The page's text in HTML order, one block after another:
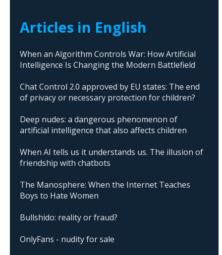
Articles in English
When an Algorithm Controls War: How Artificial
Intelligence Is Changing the Modern Battlefield
Chat Control 2.0 approved by EU states: The end
of privacy or necessary protection for children?
Deep nudes: a dangerous phenomenon of
artificial intelligence that also affects children
When AI tells us it understands us. The illusion of
friendship with chatbots
The Manosphere: When the Internet Teaches
Boys to Hate Women
Bullshido: reality or fraud?
OnlyFans - nudity for sale